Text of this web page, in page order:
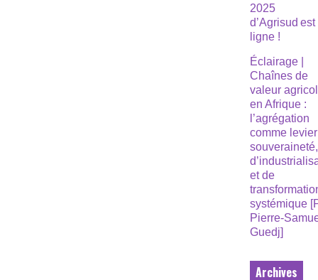
2025
d’Agrisud
ligne !
Éclairage |
Chaînes de
valeur
en Afrique :
l’agrégation
comme
souveraineté,
et de
systémique
Pierre-
Guedj]
Archives